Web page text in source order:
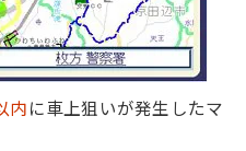
内に車上狙いが発生したマ